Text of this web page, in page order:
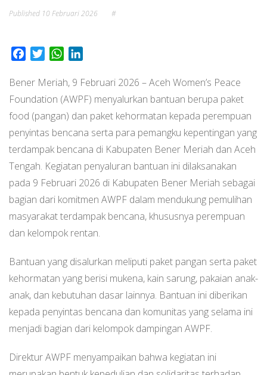
Published 10 Februari 2026 #
FacebookTwitterWhatsApp
Bener Meriah, 9 Februari 2026 – Aceh Women’s Peace
Foundation (AWPF) menyalurkan bantuan berupa paket
food (pangan) dan paket kehormatan kepada perempuan
penyintas bencana serta para pemangku kepentingan yang
terdampak bencana di Kabupaten Bener Meriah dan Aceh
Tengah. Kegiatan penyaluran bantuan ini dilaksanakan
pada 9 Februari 2026 di Kabupaten Bener Meriah sebagai
bagian dari komitmen AWPF dalam mendukung pemulihan
masyarakat terdampak bencana, khususnya perempuan
dan kelompok rentan.
Bantuan yang disalurkan meliputi paket pangan serta paket
kehormatan yang berisi mukena, kain sarung, pakaian anak-
anak, dan kebutuhan dasar lainnya. Bantuan ini diberikan
kepada penyintas bencana dan komunitas yang selama ini
menjadi bagian dari kelompok dampingan AWPF.
Direktur AWPF menyampaikan bahwa kegiatan ini